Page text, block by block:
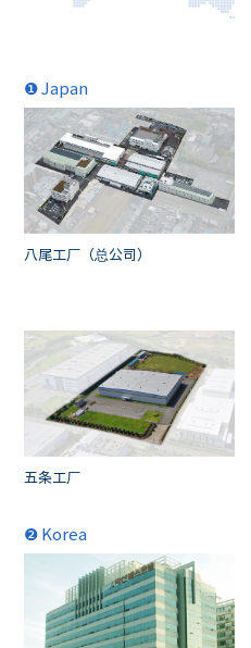
❶ Japan
八尾工厂（总公司）
五条工厂
❷ Korea